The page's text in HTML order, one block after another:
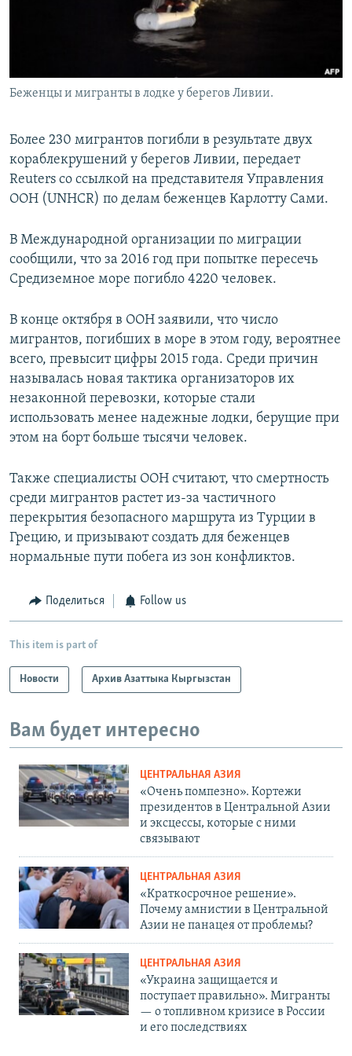
Беженцы и мигранты в лодке у берегов Ливии.
Более 230 мигрантов погибли в результате двух
кораблекрушений у берегов Ливии, передает
Reuters со ссылкой на представителя Управления
ООН (UNHCR) по делам беженцев Карлотту Сами.
В Международной организации по миграции
сообщили, что за 2016 год при попытке пересечь
Средиземное море погибло 4220 человек.
В конце октября в ООН заявили, что число
мигрантов, погибших в море в этом году, вероятнее
всего, превысит цифры 2015 года. Среди причин
называлась новая тактика организаторов их
незаконной перевозки, которые стали
использовать менее надежные лодки, берущие при
этом на борт больше тысячи человек.
Также специалисты ООН считают, что смертность
среди мигрантов растет из-за частичного
перекрытия безопасного маршрута из Турции в
Грецию, и призывают создать для беженцев
нормальные пути побега из зон конфликтов.
Поделиться Follow us
This item is part of
Новости Архив Азаттыка Кыргызстан
Вам будет интересно
ЦЕНТРАЛЬНАЯ АЗИЯ
«Очень помпезно». Кортежи
президентов в Центральной Азии
и эксцессы, которые с ними
связывают
ЦЕНТРАЛЬНАЯ АЗИЯ
«Краткосрочное решение».
Почему амнистии в Центральной
Азии не панацея от проблемы?
ЦЕНТРАЛЬНАЯ АЗИЯ
«Украина защищается и
поступает правильно». Мигранты
— о топливном кризисе в России
и его последствиях